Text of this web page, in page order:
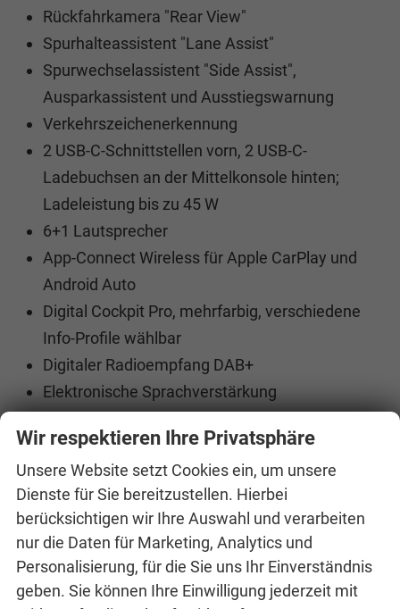
Rückfahrkamera "Rear View"
Spurhalteassistent "Lane Assist"
Spurwechselassistent "Side Assist",
Ausparkassistent und Ausstiegswarnung
Verkehrszeichenerkennung
2 USB-C-Schnittstellen vorn, 2 USB-C-
Ladebuchsen an der Mittelkonsole hinten;
Ladeleistung bis zu 45 W
6+1 Lautsprecher
App-Connect Wireless für Apple CarPlay und
Android Auto
Digital Cockpit Pro, mehrfarbig, verschiedene
Info-Profile wählbar
Digitaler Radioempfang DAB+
Elektronische Sprachverstärkung
Infotainment-System mit 32,7-cm-Display (12,9
Zoll)
Telefonschnittstelle mit induktiver
Ladefunktion
Vorbereitet für "VW Connect" und "VW Connect
Plus"
Vorbereitet für spätere Freischaltung:
Wir respektieren Ihre Privatsphäre
Unsere Website setzt Cookies ein, um unsere
Dienste für Sie bereitzustellen. Hierbei
berücksichtigen wir Ihre Auswahl und verarbeiten
nur die Daten für Marketing, Analytics und
Personalisierung, für die Sie uns Ihr Einverständnis
geben. Sie können Ihre Einwilligung jederzeit mit